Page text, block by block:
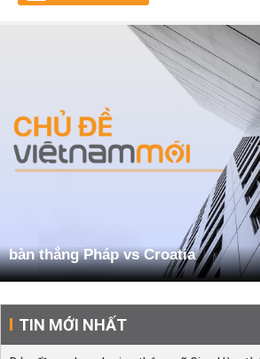
bàn thắng Pháp vs Croatia
TIN MỚI NHẤT